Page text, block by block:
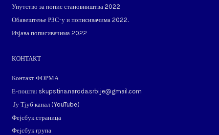
Упутство за попис становништва 2022
Обавештење РЗС-у и пописивачима 2022.
Изјава пописивачима 2022
КОНТАКТ
Контакт ФОРМА
Е-пошта: skupstina.naroda.srbije@gmail.com
Ју Тјуб канал (YouTube)
Фејсбук страница
Фејсбук група